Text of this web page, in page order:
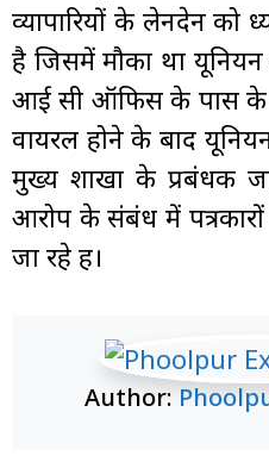
व्यापारियों के लेनदेन को
है जिसमें मौका था
आई सी ऑफिस के पास के
वायरल होने के बाद
मुख्य शाखा के प्रबंधक
आरोप के संबंध में
जा रहे हैं।
Author: